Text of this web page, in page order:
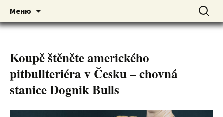
DOGNIK BULLS
American pitbull terrier kennel DOGNIK
BULLS Europe. ADBA registered. APBT
Меню
содержимому
Найти:
Koupě štěněte amerického
pitbullteriéra v Česku – chovná
stanice Dognik Bulls